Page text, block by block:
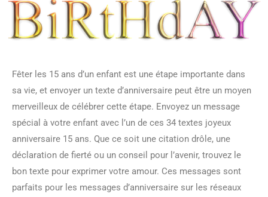
Fêter les 15 ans d’un enfant est une étape importante dans
sa vie, et envoyer un texte d’anniversaire peut être un moyen
merveilleux de célébrer cette étape. Envoyez un message
spécial à votre enfant avec l’un de ces 34 textes joyeux
anniversaire 15 ans. Que ce soit une citation drôle, une
déclaration de fierté ou un conseil pour l’avenir, trouvez le
bon texte pour exprimer votre amour. Ces messages sont
parfaits pour les messages d’anniversaire sur les réseaux